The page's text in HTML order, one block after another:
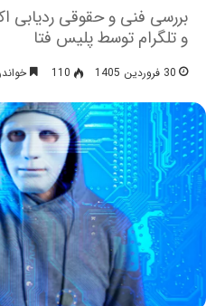
بررسی فنی و حقوقی ردیابی
و تلگرام توسط پلیس فتا
30 فروردین 1405 110 خواندن